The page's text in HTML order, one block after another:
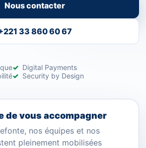
Nous contacter
33 860 60 67
Digital Payments
Security by Design
de vous accompagner
nos équipes et nos
pleinement mobilisées